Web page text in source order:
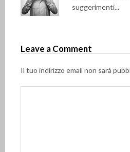
suggerimenti...
Leave a Comment
Il tuo indirizzo email non sarà